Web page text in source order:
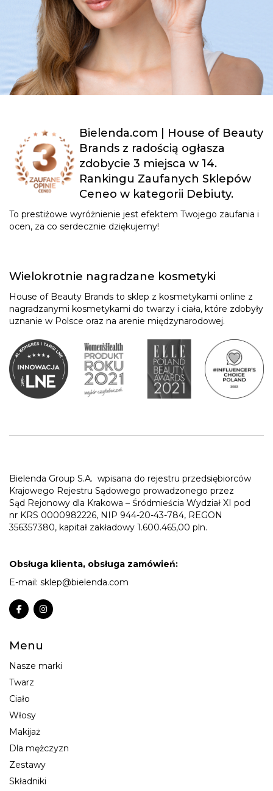
Bielenda.com | House of Beauty
Brands z radością ogłasza
zdobycie 3 miejsca w 14.
Rankingu Zaufanych Sklepów
Ceneo w kategorii Debiuty.
To prestiżowe wyróżnienie jest efektem Twojego zaufania i
ocen, za co serdecznie dziękujemy!
Wielokrotnie nagradzane kosmetyki
House of Beauty Brands to sklep z kosmetykami online z
nagradzanymi kosmetykami do twarzy i ciała, które zdobyły
uznanie w Polsce oraz na arenie międzynarodowej.
Bielenda Group S.A. wpisana do rejestru przedsiębiorców
Krajowego Rejestru Sądowego prowadzonego przez
Sąd Rejonowy dla Krakowa – Śródmieścia Wydział XI pod
nr KRS 0000982226, NIP 944-20-43-784, REGON
356357380, kapitał zakładowy 1.600.465,00 pln.
Obsługa klienta, obsługa zamówień:
E-mail: sklep@bielenda.com
Menu
Nasze marki
Twarz
Ciało
Włosy
Makijaż
Dla mężczyzn
Zestawy
Składniki